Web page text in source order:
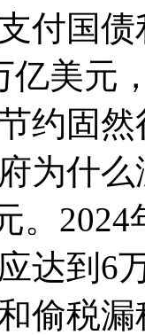
付国
亿美元
约固
为什
。
达到6
偷税